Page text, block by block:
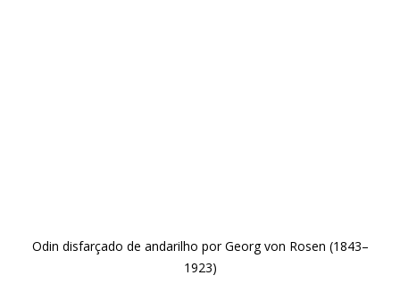
Odin disfarçado de andarilho por Georg von Rosen (1843–
1923)